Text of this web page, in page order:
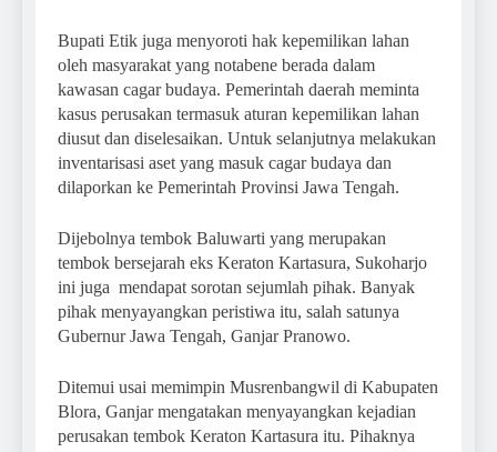
Bupati Etik juga menyoroti hak kepemilikan lahan
oleh masyarakat yang notabene berada dalam
kawasan cagar budaya. Pemerintah daerah meminta
kasus perusakan termasuk aturan kepemilikan lahan
diusut dan diselesaikan. Untuk selanjutnya melakukan
inventarisasi aset yang masuk cagar budaya dan
dilaporkan ke Pemerintah Provinsi Jawa Tengah.
Dijebolnya tembok Baluwarti yang merupakan
tembok bersejarah eks Keraton Kartasura, Sukoharjo
ini juga mendapat sorotan sejumlah pihak. Banyak
pihak menyayangkan peristiwa itu, salah satunya
Gubernur Jawa Tengah, Ganjar Pranowo.
Ditemui usai memimpin Musrenbangwil di Kabupaten
Blora, Ganjar mengatakan menyayangkan kejadian
perusakan tembok Keraton Kartasura itu. Pihaknya